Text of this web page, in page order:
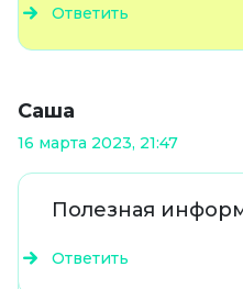
Ответить
Саша
16 марта 2023, 21:47
Полезная
Ответить